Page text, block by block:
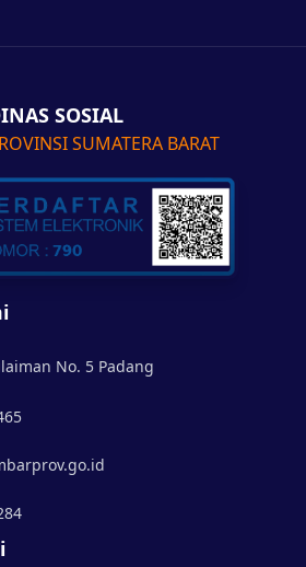
SOSIAL
SUMATERA BARAT
No. 5 Padang